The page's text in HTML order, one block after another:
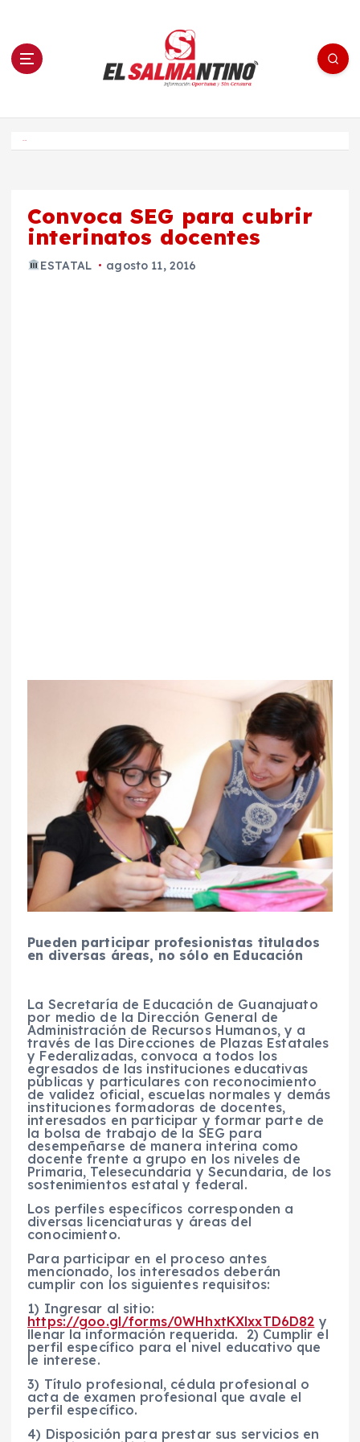
n El Salmantino - medios/noticias/editorial
Convoca SEG para cubrir
interinatos docentes
ESTATAL agosto 11, 2016
Pueden participar profesionistas titulados
en diversas áreas, no sólo en Educación
La Secretaría de Educación de Guanajuato
por medio de la Dirección General de
Administración de Recursos Humanos, y a
través de las Direcciones de Plazas Estatales
y Federalizadas, convoca a todos los
egresados de las instituciones educativas
públicas y particulares con reconocimiento
de validez oficial, escuelas normales y demás
instituciones formadoras de docentes,
interesados en participar y formar parte de
la bolsa de trabajo de la SEG para
desempeñarse de manera interina como
docente frente a grupo en los niveles de
Primaria, Telesecundaria y Secundaria, de los
sostenimientos estatal y federal.
Los perfiles específicos corresponden a
diversas licenciaturas y áreas del
conocimiento.
Para participar en el proceso antes
mencionado, los interesados deberán
cumplir con los siguientes requisitos:
1) Ingresar al sitio:
https://goo.gl/forms/0WHhxtKXlxxTD6D82 y
llenar la información requerida. 2) Cumplir el
perfil específico para el nivel educativo que
le interese.
3) Título profesional, cédula profesional o
acta de examen profesional que avale el
perfil específico.
4) Disposición para prestar sus servicios en